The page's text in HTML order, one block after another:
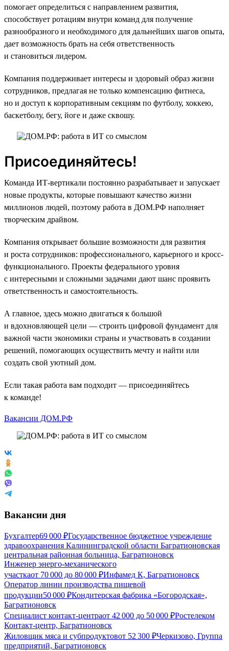
помогает определиться с направлением развития,
способствует ротациям внутри команд для получение
разнообразного и необходимого для дальнейших шагов опыта,
дает возможность брать на себя ответственность
и становиться лидером.
Компания поддерживает интересы и здоровый образ жизни
сотрудников, предлагая не только компенсацию фитнеса,
но и доступ к корпоративным секциям по футболу, хоккею,
баскетболу, бегу, йоге и даже сквошу.
Присоединяйтесь!
Команда ИТ-вертикали постоянно разрабатывает и запускает
новые продукты, которые повышают качество жизни
миллионов людей, поэтому работа в ДОМ.РФ наполняет
творческим драйвом.
Компания открывает большие возможности для развития
и роста сотрудников: профессионального, карьерного и кросс-
функционального. Проекты федерального уровня
с интересными и сложными задачами дают шанс проявить
ответственность и самостоятельность.
А главное, здесь можно двигаться к большой
и вдохновляющей цели — строить цифровой фундамент для
важной части экономики страны и участвовать в создании
решений, помогающих осуществить мечту и найти или
создать свой уютный дом.
Если такая работа вам подходит — присоединяйтесь
к команде!
Вакансии ДОМ.РФ
Вакансии дня
Бухгалтер69 000 ₽Государственное бюджетное учреждение
здравоохранения Калининградской области Багратионовская
центральная районная больница, Багратионовск
Инженер энерго-механического
участкаот 70 000 до 80 000 ₽Инфамед К, Багратионовск
Оператор линии производства пищевой
продукции50 000 ₽Кондитерская фабрика «Богородская»,
Багратионовск
Специалист контакт-центраот 42 000 до 50 000 ₽Ростелеком
Контакт-центр, Багратионовск
Жиловщик мяса и субпродуктовот 52 300 ₽Черкизово, Группа
предприятий, Багратионовск